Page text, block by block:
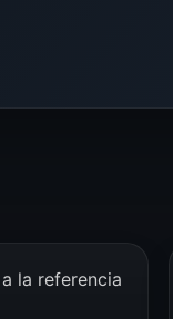
la referencia